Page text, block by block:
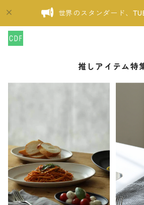
世界のスタンダード、
推しアイテム特